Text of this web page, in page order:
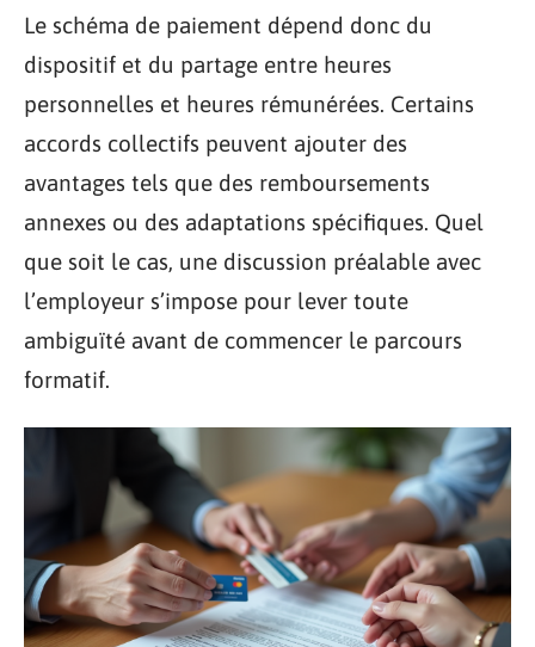
Le schéma de paiement dépend donc du
dispositif et du partage entre heures
personnelles et heures rémunérées. Certains
accords collectifs peuvent ajouter des
avantages tels que des remboursements
annexes ou des adaptations spécifiques. Quel
que soit le cas, une discussion préalable avec
l’employeur s’impose pour lever toute
ambiguïté avant de commencer le parcours
formatif.